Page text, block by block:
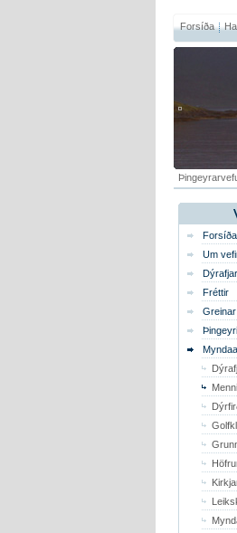
Forsíða
Forsíða
Um
Fréttir
Greinar
Þingeyri